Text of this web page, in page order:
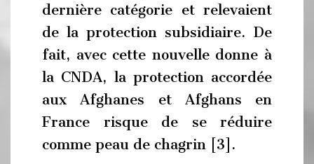
dernière catégorie et relevaient
de la protection subsidiaire. De
fait, avec cette nouvelle donne à
la CNDA, la protection accordée
aux Afghanes et Afghans en
France risque de se réduire
comme peau de chagrin [3].